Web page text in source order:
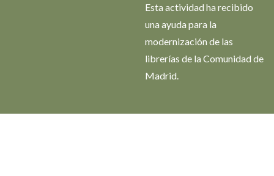
Esta actividad ha recibido
una ayuda para la
modernización de las
librerías de la Comunidad de
Madrid.